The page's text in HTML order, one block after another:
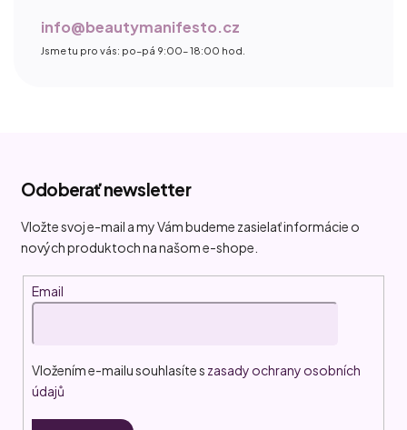
info@beautymanifesto.cz
Jsme tu pro vás: po–pá 9:00– 18:00 hod.
Odoberať newsletter
Vložte svoj e-mail a my Vám budeme zasielať informácie o
nových produktoch na našom e-shope.
Email
Vložením e-mailu souhlasíte s zasady ochrany osobních
údajů